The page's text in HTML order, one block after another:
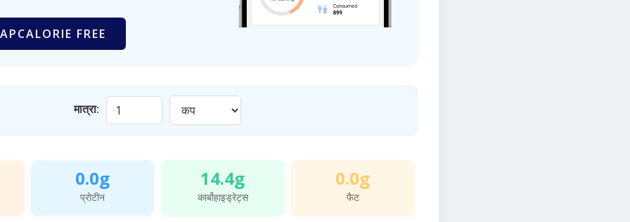
FREE
मात्रा:
0.0g
प्रोटीन
14.4g
कार्बोहाइड्रेट्स
0.0g
फैट